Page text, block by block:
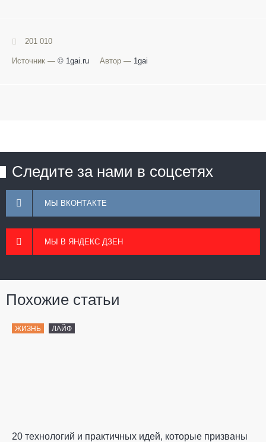
201 010
Источник — © 1gai.ru Автор — 1gai
Следите за нами в соцсетях
МЫ ВКОНТАКТЕ
МЫ В ЯНДЕКС ДЗЕН
Похожие статьи
ЖИЗНЬ ЛАЙФ
20 технологий и практичных идей, которые призваны